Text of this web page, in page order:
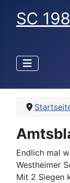
SC
Endlich mal
Westheimer
Mit 2 Siegen